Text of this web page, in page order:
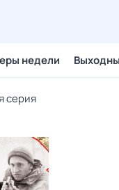
недели
серия